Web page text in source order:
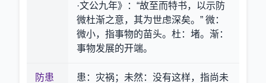
·文公九年》：“故至而特书，以示防
微杜渐之意，其为世虑深矣。” 微：
微小，指事物的苗头。杜：堵。渐：
事物发展的开端。
防患
患：灾祸；未然：没有这样，指尚未